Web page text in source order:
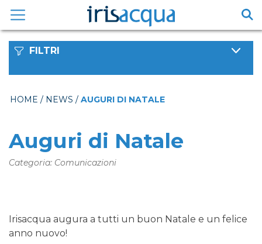
contenuto
FILTRI
HOME / NEWS / AUGURI DI NATALE
Auguri di Natale
Categoria: Comunicazioni
Irisacqua augura a tutti un buon Natale e un felice
anno nuovo!